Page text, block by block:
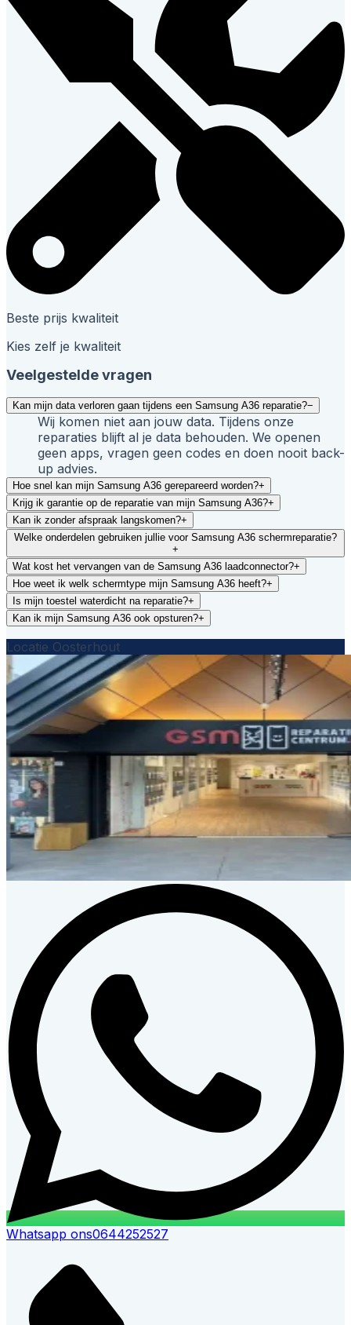
Beste prijs kwaliteit
Kies zelf je kwaliteit
Veelgestelde vragen
Kan mijn data verloren gaan tijdens een Samsung A36 reparatie?−
Wij komen niet aan jouw data. Tijdens onze
reparaties blijft al je data behouden. We openen
geen apps, vragen geen codes en doen nooit back-
up advies.
Hoe snel kan mijn Samsung A36 gerepareerd worden?+
Krijg ik garantie op de reparatie van mijn Samsung A36?+
Kan ik zonder afspraak langskomen?+
Welke onderdelen gebruiken jullie voor Samsung A36 schermreparatie?
+
Wat kost het vervangen van de Samsung A36 laadconnector?+
Hoe weet ik welk schermtype mijn Samsung A36 heeft?+
Is mijn toestel waterdicht na reparatie?+
Kan ik mijn Samsung A36 ook opsturen?+
Locatie Oosterhout
Whatsapp ons0644252527